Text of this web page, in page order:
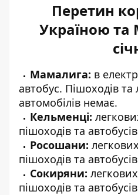
Перетин
Україною
Мамалига: в
автобус. Пішоходів та
автомобілів немає.
Кельменці:
пішоходів та
Росошани:
пішоходів та
Сокиряни:
пішоходів та